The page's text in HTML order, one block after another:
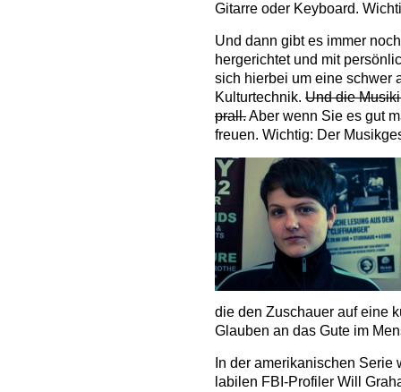
Gitarre oder Keyboard.
Und dann gibt es immer
hergerichtet und mit
sich hierbei um eine schwer
Kulturtechnik. Und die
prall.Aber wenn Sie es gut
freuen. Wichtig: Der
die den Zuschauer auf eine
Glauben an das Gute im
In der amerikanischen
labilen FBI-Profiler Will